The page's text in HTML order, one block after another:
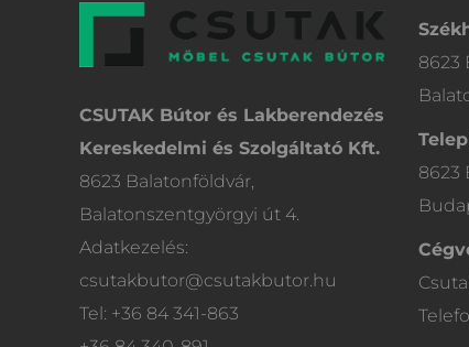
CSUTAK Bútor és Lakberendezés
Kereskedelmi és Szolgáltató Kft.
8623 Balatonföldvár,
Balatonszentgyörgyi út 4.
Adatkezelés:
csutakbutor@csutakbutor.hu
Tel: +36 84 341-863
8623
8623